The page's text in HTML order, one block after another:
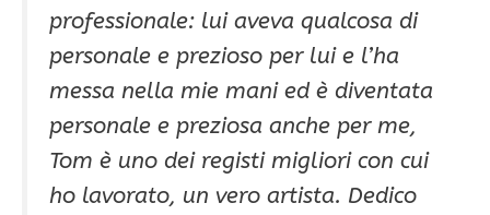
professionale: lui aveva qualcosa di
personale e prezioso per lui e l’ha
messa nella mie mani ed è diventata
personale e preziosa anche per me,
Tom è uno dei registi migliori con cui
ho lavorato, un vero artista. Dedico